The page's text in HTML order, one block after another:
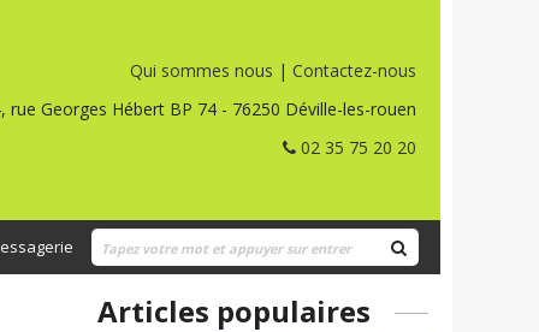
Qui sommes nous | Contactez-nous
rue Georges Hébert BP 74 - 76250 Déville-les-rouen
02 35 75 20 20
Articles populaires